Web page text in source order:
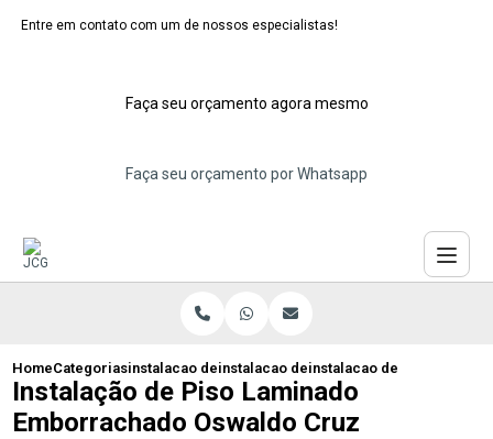
Entre em contato com um de nossos especialistas!
Faça seu orçamento agora mesmo
Faça seu orçamento por Whatsapp
HomeCategoriasinstalacao de pisos laminados
instalacao de piso laminado para
instalacao de piso
Instalação de Piso Laminado
Emborrachado Oswaldo Cruz